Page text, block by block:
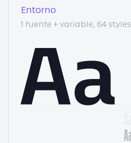
Entorno
1 fuente + variable, 64 styles